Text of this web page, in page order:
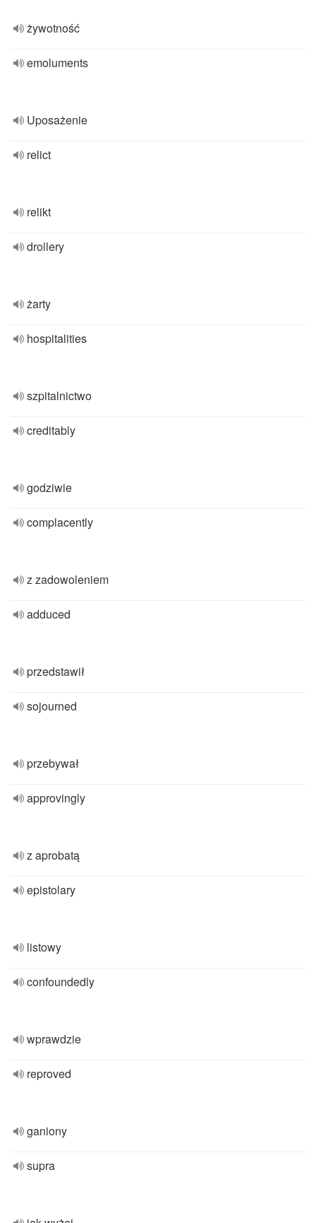
żywotność
emoluments
Uposażenie
relict
relikt
drollery
żarty
hospitalities
szpitalnictwo
creditably
godziwie
complacently
z zadowoleniem
adduced
przedstawił
sojourned
przebywał
approvingly
z aprobatą
epistolary
listowy
confoundedly
wprawdzie
reproved
ganiony
supra